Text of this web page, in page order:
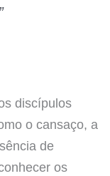
discípulos
o cansaço, a
de
os